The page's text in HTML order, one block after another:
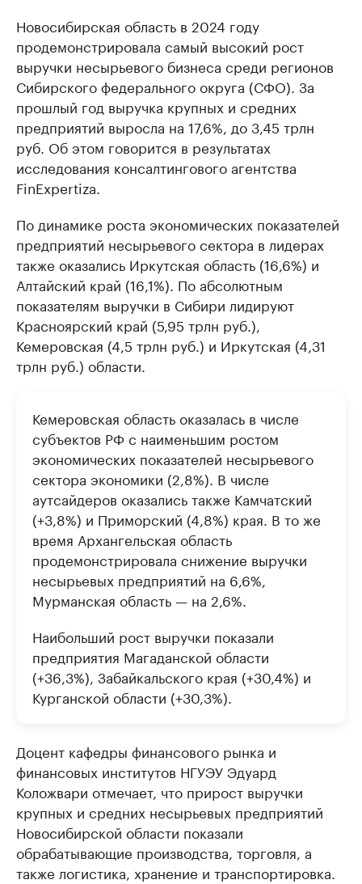
Новосибирская область в 2024 году
продемонстрировала самый высокий рост
выручки несырьевого бизнеса среди регионов
Сибирского федерального округа (СФО). За
прошлый год выручка крупных и средних
предприятий выросла на 17,6%, до 3,45 трлн
руб. Об этом говорится в результатах
исследования консалтингового агентства
FinExpertiza.
По динамике роста экономических показателей
предприятий несырьевого сектора в лидерах
также оказались Иркутская область (16,6%) и
Алтайский край (16,1%). По абсолютным
показателям выручки в Сибири лидируют
Красноярский край (5,95 трлн руб.),
Кемеровская (4,5 трлн руб.) и Иркутская (4,31
трлн руб.) области.
Кемеровская область оказалась в числе
субъектов РФ с наименьшим ростом
экономических показателей несырьевого
сектора экономики (2,8%). В числе
аутсайдеров оказались также Камчатский
(+3,8%) и Приморский (4,8%) края. В то же
время Архангельская область
продемонстрировала снижение выручки
несырьевых предприятий на 6,6%,
Мурманская область — на 2,6%.
Наибольший рост выручки показали
предприятия Магаданской области
(+36,3%), Забайкальского края (+30,4%) и
Курганской области (+30,3%).
Доцент кафедры финансового рынка и
финансовых институтов НГУЭУ Эдуард
Коложвари отмечает, что прирост выручки
крупных и средних несырьевых предприятий
Новосибирской области показали
обрабатывающие производства, торговля, а
также логистика, хранение и транспортировка.